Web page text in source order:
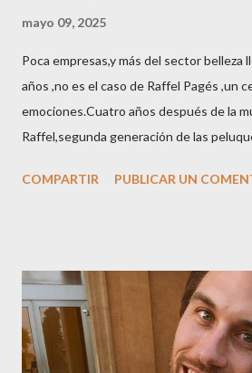
mayo 09, 2025
Poca empresas,y más del sector belleza
años ,no es el caso de Raffel Pagés ,un
emociones.Cuatro años después de la
Raffel,segunda generación de las
sector en una cena de
peluquería del grupo.Justo hace unos
contaba detalles del homenaje en
radio,en el programa que presento
horas . Carolina y Quionia Pagés
COMPARTIR PUBLICAR UN